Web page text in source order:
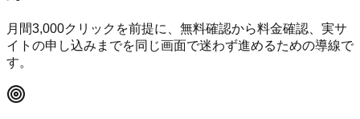
月間3,000クリックを前提に、無料確認から料金確認、実サ
イトの申し込みまでを同じ画面で迷わず進めるための導線で
す。